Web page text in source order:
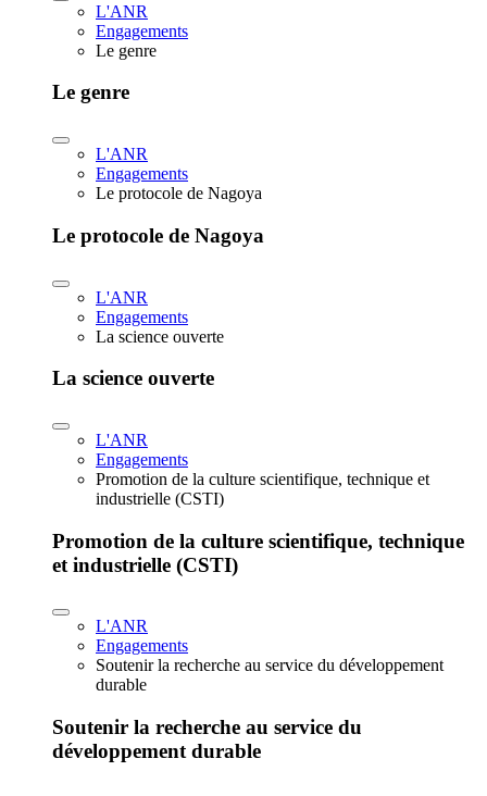
L'ANR
Engagements
Le genre
Le genre
L'ANR
Engagements
Le protocole de Nagoya
Le protocole de Nagoya
L'ANR
Engagements
La science ouverte
La science ouverte
L'ANR
Engagements
Promotion de la culture scientifique, technique et
industrielle (CSTI)
Promotion de la culture scientifique, technique
et industrielle (CSTI)
L'ANR
Engagements
Soutenir la recherche au service du développement
durable
Soutenir la recherche au service du
développement durable